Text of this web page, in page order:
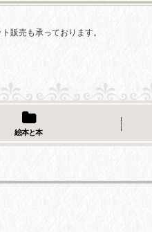
販売も承っております。
絵本と本